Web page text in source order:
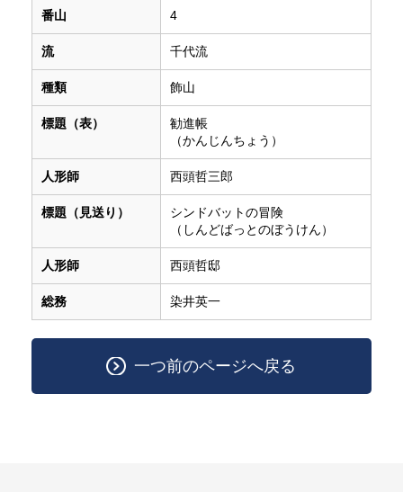
番山 4
流 千代流
種類 飾山
標題（表）
勧進帳
（かんじんちょう）
人形師 西頭哲三郎
標題（見送り）
シンドバットの冒険
（しんどばっとのぼうけん）
人形師 西頭哲邸
総務 染井英一
一つ前のページへ戻る